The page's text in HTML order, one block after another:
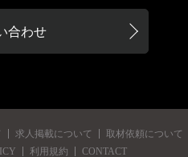
合わせ
求人掲載について
取材依頼について
利用規約 CONTACT